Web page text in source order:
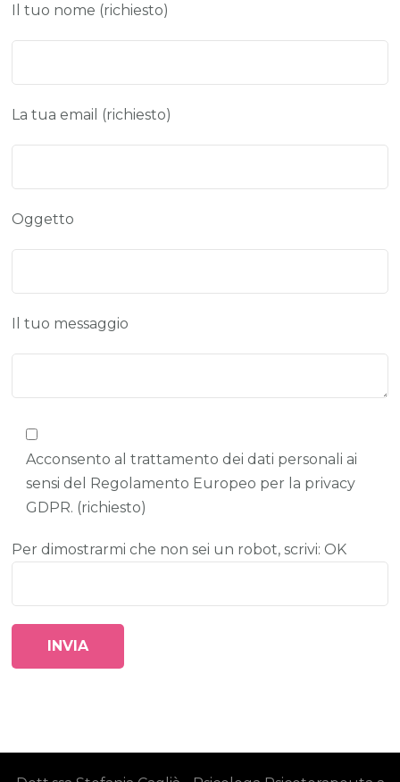
Il tuo nome (richiesto)
La tua email (richiesto)
Oggetto
Il tuo messaggio
Acconsento al trattamento dei dati personali ai
sensi del Regolamento Europeo per la privacy
GDPR. (richiesto)
Per dimostrarmi che non sei un robot, scrivi: OK